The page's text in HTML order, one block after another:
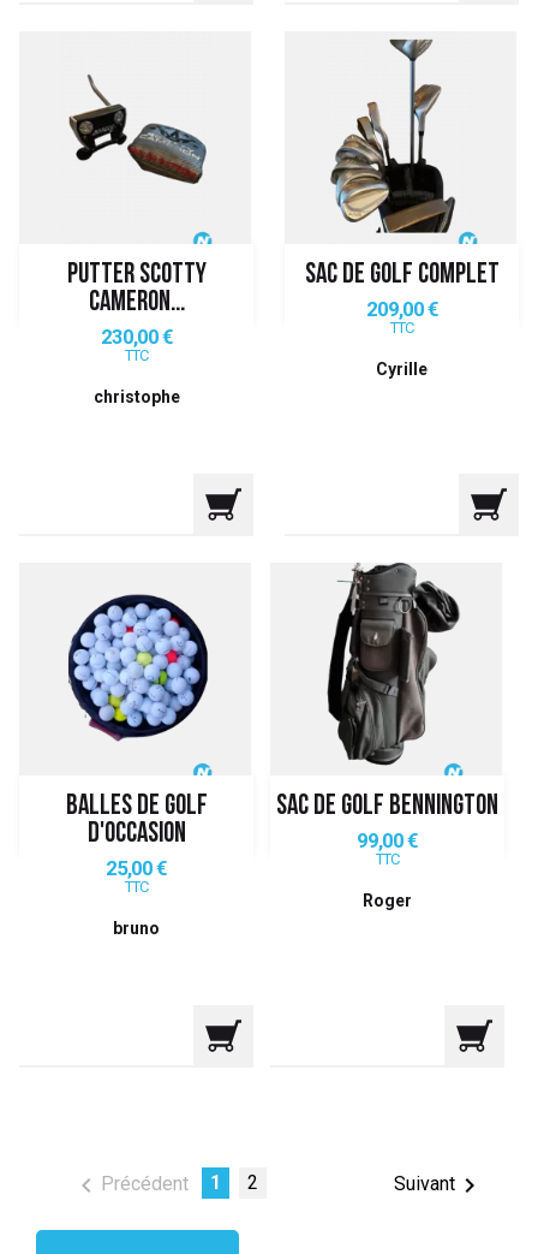
PUTTER SCOTTY
CAMERON...
Prix
230,00 €
TTC
christophe
SAC DE GOLF COMPLET
Prix
209,00 €
TTC
Cyrille
BALLES DE GOLF
D'OCCASION
Prix
25,00 €
TTC
bruno
SAC DE GOLF BENNINGTON
Prix
99,00 €
TTC
Roger
 Précédent 1 2 Suivant 